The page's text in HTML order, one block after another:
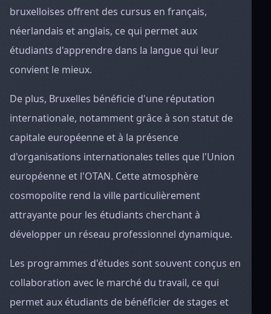
bruxelloises offrent des cursus en français,
néerlandais et anglais, ce qui permet aux
étudiants d'apprendre dans la langue qui leur
convient le mieux.
De plus, Bruxelles bénéficie d'une réputation
internationale, notamment grâce à son statut de
capitale européenne et à la présence
d'organisations internationales telles que l'Union
européenne et l'OTAN. Cette atmosphère
cosmopolite rend la ville particulièrement
attrayante pour les étudiants cherchant à
développer un réseau professionnel dynamique.
Les programmes d'études sont souvent conçus en
collaboration avec le marché du travail, ce qui
permet aux étudiants de bénéficier de stages et